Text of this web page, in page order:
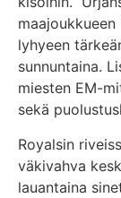
lyhyeen
sunnuntaina.
miesten EM-
sekä
Royalsin
väkivahva
lauantaina